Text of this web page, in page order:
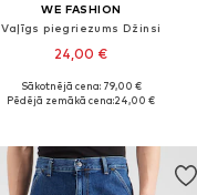
WE FASHION
Vaļīgs piegriezums Džinsi
24,00 €
Pieejams daudzos izmēros
Sākotnējā cena: 79,00 €
Pēdējā zemākā cena:24,00 €